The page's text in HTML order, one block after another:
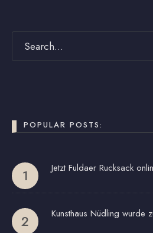
POPULAR POSTS:
Jetzt Fuldaer Rucksack
Kunsthaus Nüdling wurde